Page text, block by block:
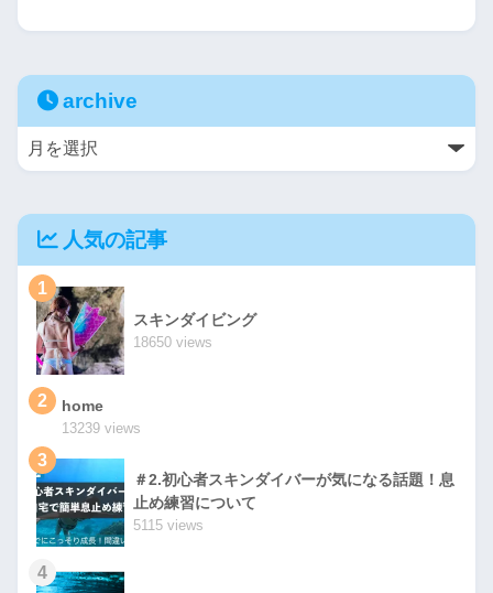
archive
人気の記事
1
スキンダイビング
18650 views
2 home
13239 views
3
＃2.初心者スキンダイバーが気になる話題！息
止め練習について
5115 views
4